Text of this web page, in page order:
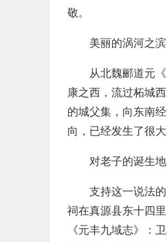
敬。
美丽的涡河之
从北魏郦道元
康之西，流过柘城
的城父集，向东南
向，已经发生了很
对老子的诞生
支持这一说法
祠在真源县东十四
《元丰九域志》：